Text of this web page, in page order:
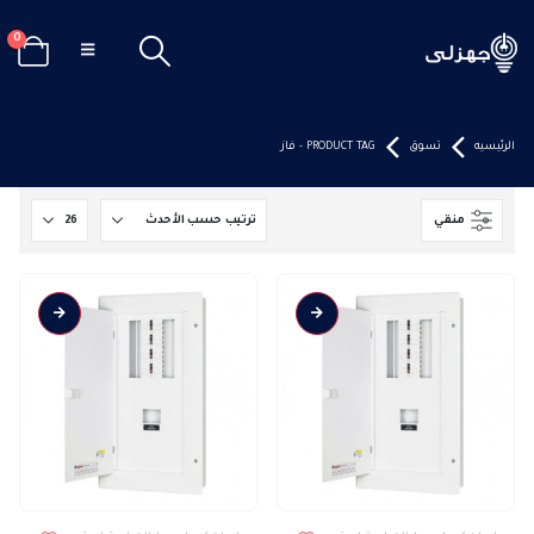
0
الرئيسيه تسوق PRODUCT TAG - فاز
منقي